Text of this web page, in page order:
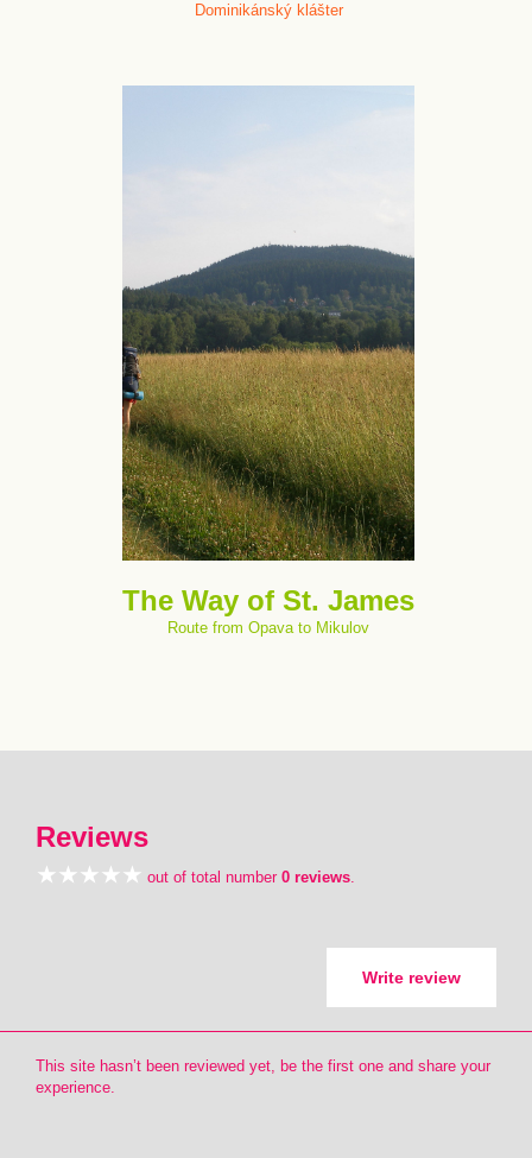
Dominikánský klášter
The Way of St. James
Route from Opava to Mikulov
Reviews
out of total number 0 reviews.
Write review
This site hasn’t been reviewed yet, be the first one and share your
experience.